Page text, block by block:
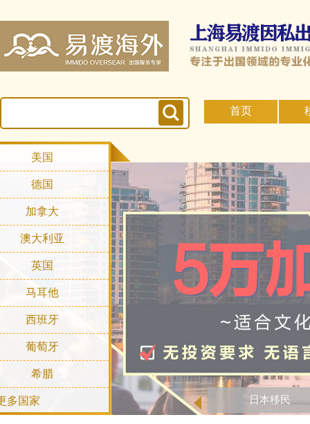
首页
美国
德国
加拿大
澳大利亚
英国
马耳他
西班牙
葡萄牙
希腊
多国家 日本移民